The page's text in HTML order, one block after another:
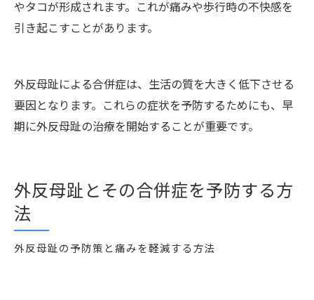
やタコが形成されます。これが痛みや歩行時の不快感を
引き起こすことがあります。
外反母趾による合併症は、生活の質を大きく低下させる
要因となります。これらの症状を予防するためにも、早
期に外反母趾の治療を開始することが重要です。
外反母趾の予防策と痛みを軽減する方法
外反母趾とその合併症を予防する方
法